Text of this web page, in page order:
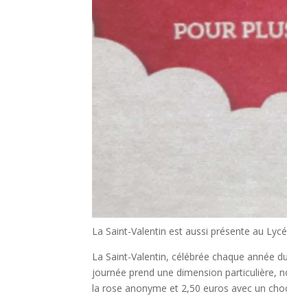
La Saint-Valentin est aussi présente au
La Saint-Valentin, célébrée chaque année
journée prend une dimension particulière,
la rose anonyme et 2,50 euros avec un